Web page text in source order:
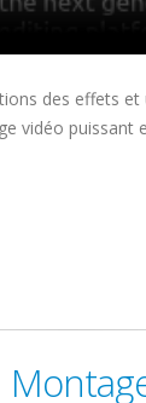
des effets
vidéo puissant